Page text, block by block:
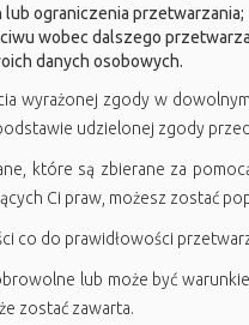
lub ograniczenia przetwarzania;
wobec dalszego
danych osobowych.
wyrażonej zgody w
udzielonej zgody
które są zbierane za
Ci praw, możesz zostać
co do prawidłowości
lub może być
zostać zawarta.